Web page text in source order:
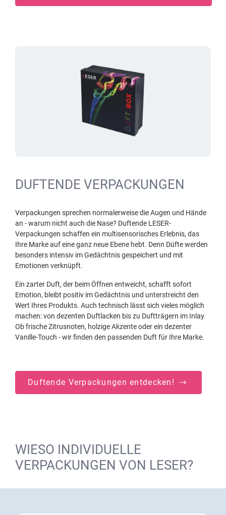
DUFTENDE VERPACKUNGEN
Verpackungen sprechen normalerweise die Augen und Hände
an - warum nicht auch die Nase? Duftende LESER-
Verpackungen schaffen ein multisensorisches Erlebnis, das
Ihre Marke auf eine ganz neue Ebene hebt. Denn Düfte werden
besonders intensiv im Gedächtnis gespeichert und mit
Emotionen verknüpft.
Ein zarter Duft, der beim Öffnen entweicht, schafft sofort
Emotion, bleibt positiv im Gedächtnis und unterstreicht den
Wert Ihres Produkts. Auch technisch lässt sich vieles möglich
machen: von dezenten Duftlacken bis zu Duftträgern im Inlay.
Ob frische Zitrusnoten, holzige Akzente oder ein dezenter
Vanille-Touch - wir finden den passenden Duft für Ihre Marke.
Duftende Verpackungen entdecken!
WIESO INDIVIDUELLE
VERPACKUNGEN VON LESER?